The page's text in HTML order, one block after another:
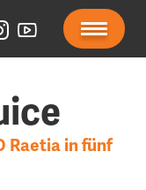
Raetia in fünf